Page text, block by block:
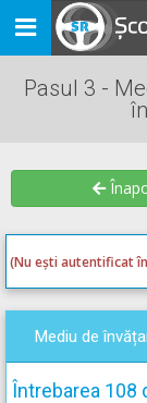
Toggle
navigation
Pasul 3 -
(Nu ești autentificat
Mediu de
Întrebarea 108